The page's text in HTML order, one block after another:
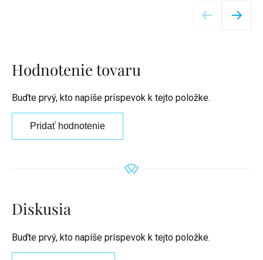
Hodnotenie tovaru
Buďte prvý, kto napíše príspevok k tejto položke.
Pridať hodnotenie
Diskusia
Buďte prvý, kto napíše príspevok k tejto položke.